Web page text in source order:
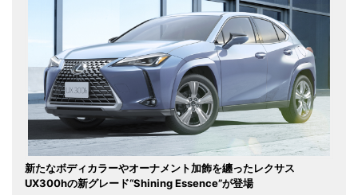
新たなボディカラーやオーナメント加飾を纏ったレクサス
UX300hの新グレード“Shining Essence”が登場